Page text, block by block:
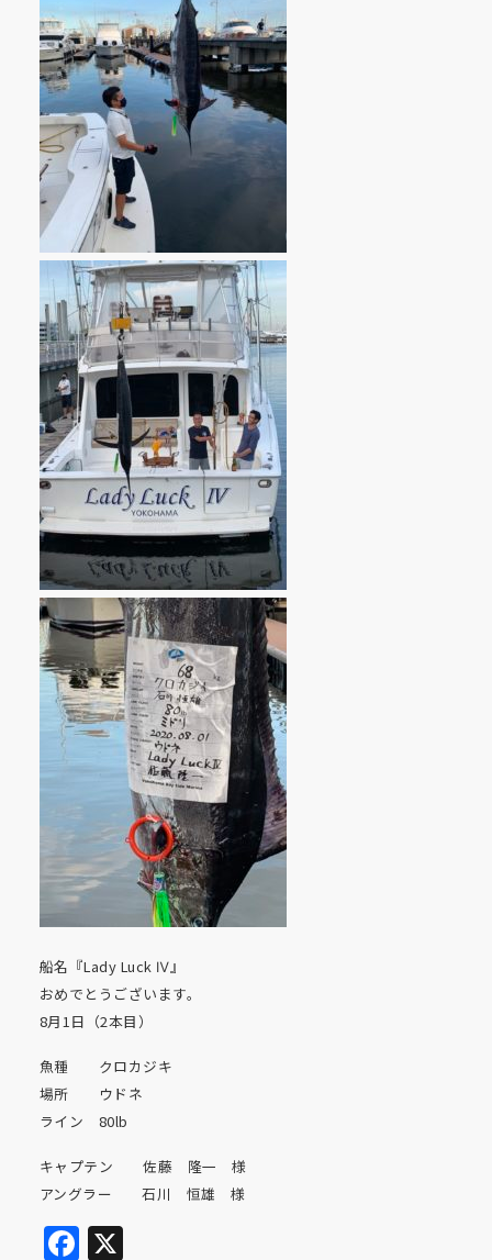
船名『Lady Luck Ⅳ』
おめでとうございます。
8月1日（2本目）
魚種 クロカジキ
場所 ウドネ
ライン 80lb
キャプテン 佐藤 隆一 様
アングラー 石川 恒雄 様
Facebook
X